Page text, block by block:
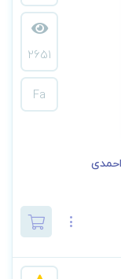
2651
Fa